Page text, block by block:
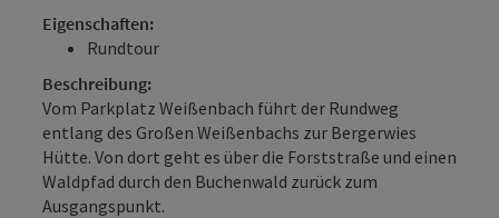
Eigenschaften:
Rundtour
Beschreibung:
Vom Parkplatz Weißenbach führt der Rundweg
entlang des Großen Weißenbachs zur Bergerwies
Hütte. Von dort geht es über die Forststraße und einen
Waldpfad durch den Buchenwald zurück zum
Ausgangspunkt.